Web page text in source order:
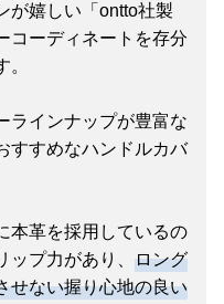
が嬉しい「ontto社製
コーディネートを存分
ラインナップが豊富な
すすめなハンドルカバ
本革を採用しているの
プ力があり、 ロング
せない握り心地の良い